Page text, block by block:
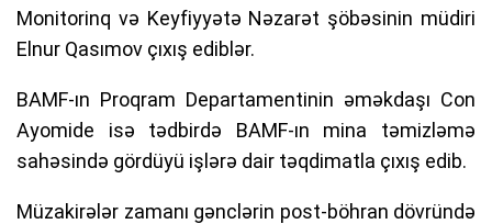
Monitorinq və Keyfiyyətə Nəzarət şöbəsinin müdiri
Elnur Qasımov çıxış ediblər.
BAMF-ın Proqram Departamentinin əməkdaşı Con
Ayomide isə tədbirdə BAMF-ın mina təmizləmə
sahəsində gördüyü işlərə dair təqdimatla çıxış edib.
Müzakirələr zamanı gənclərin post-böhran dövründə